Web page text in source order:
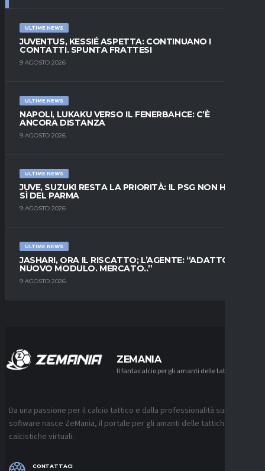
ULTIME NEWS
JUVENTUS, KESSIÉ ASPETTA: CONTINUANO I
CONTATTI. SPUNTA FRATTESI
9 AGOSTO 2026
ULTIME NEWS
NAPOLI, LUKAKU VERSO IL FENERBAHCE: C’È
ANCORA DISTANZA
9 AGOSTO 2026
ULTIME NEWS
JUVE, SUZUKI RESTA LA PRIORITÀ: IL PSG NON HA IL
SÌ DEL PARMA
9 AGOSTO 2026
ULTIME NEWS
JASHARI, ORA IL RISCATTO; L’AGENTE: “ADATTO AL
NUOVO MODULO. MERCATO..”
9 AGOSTO 2026
ZEMANIA
Il fantacalcio per gli amanti delle tattiche
Da una passione per il calcio tattico e dalla professionalità sui
software nasce ZeMania, il portale per gli amanti delle tattiche
calcistiche virtuali.
CONTATTACI